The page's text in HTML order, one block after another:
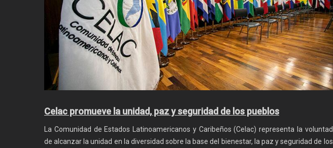
Celac promueve la unidad, paz y seguridad de los pueblos
La Comunidad de Estados Latinoamericanos y Caribeños (Celac) representa la voluntad
de alcanzar la unidad en la diversidad sobre la base del bienestar, la paz y seguridad de los